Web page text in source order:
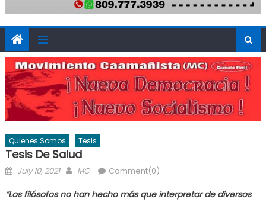
Quienes Somos Tesis
Tesis De Salud
Posted
July 10, 2021 Author
MC Comment(0)
“Los filósofos no han hecho más que interpretar de diversos